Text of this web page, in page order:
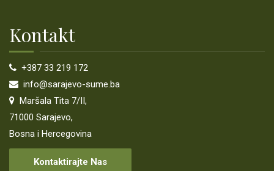
Kontakt
+387 33 219 172
info@sarajevo-sume.ba
Maršala Tita 7/II,
71000 Sarajevo,
Bosna i Hercegovina
Kontaktirajte Nas